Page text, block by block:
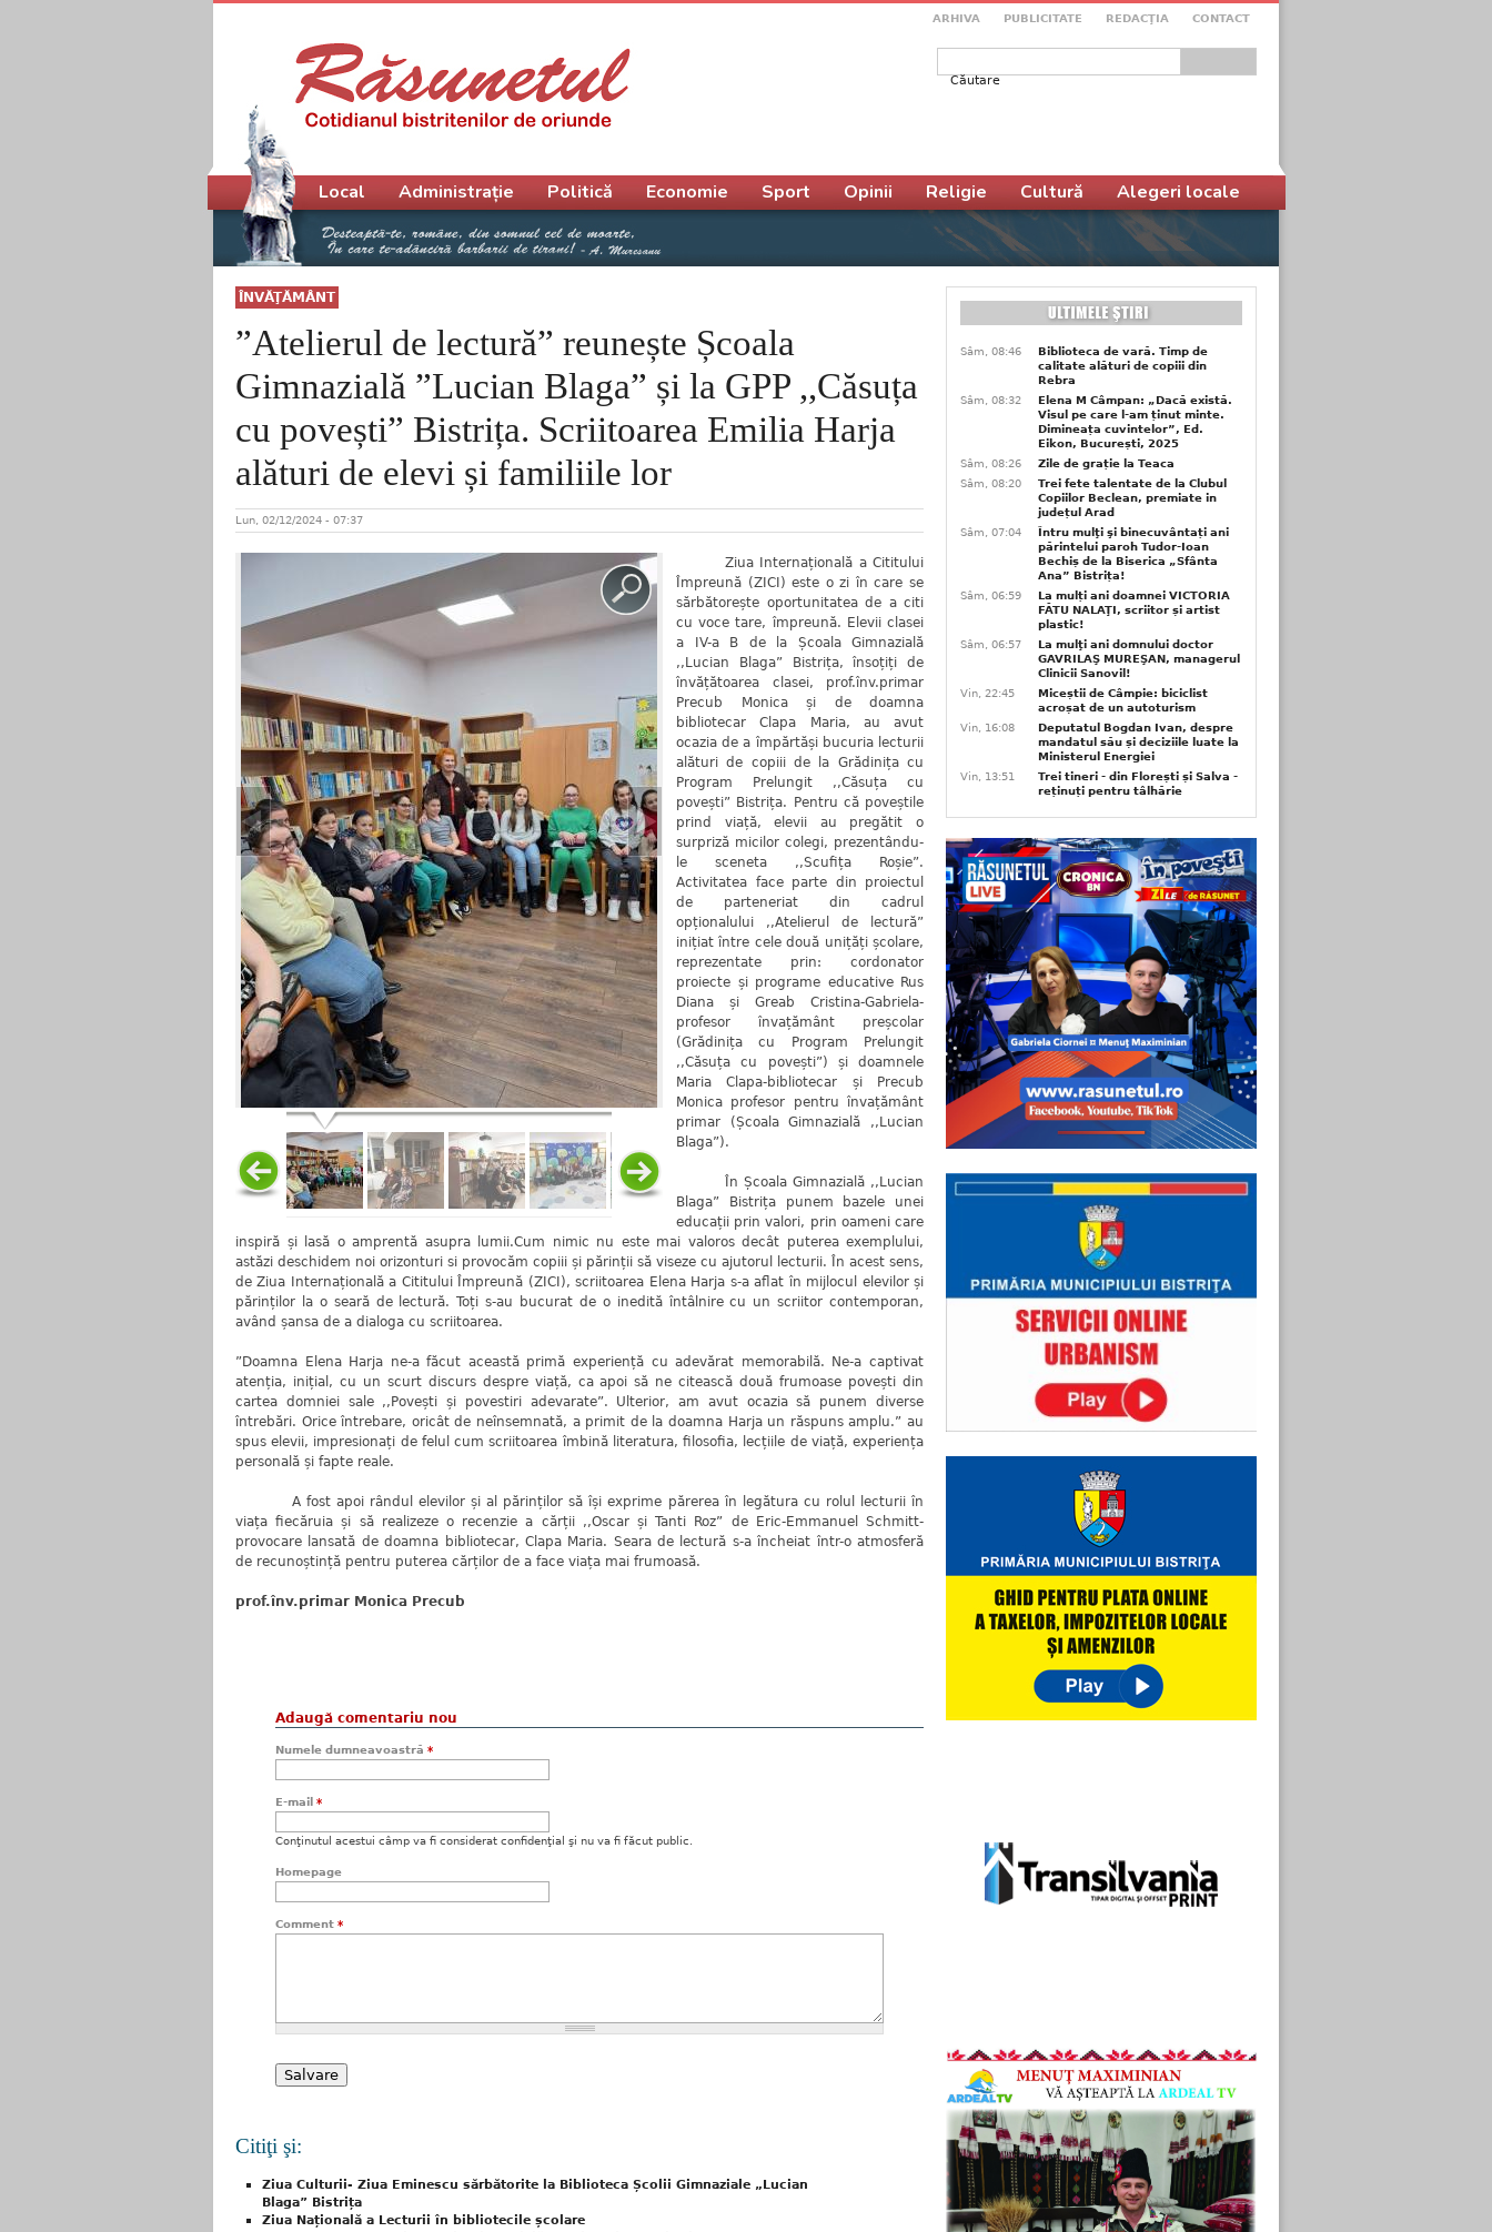
ARHIVA PUBLICITATE REDACŢIA CONTACT
Formular de căutare
ÎNVĂŢĂMÂNT
”Atelierul de lectură” reunește Școala
Gimnazială ”Lucian Blaga” și la GPP ,,Căsuța
cu povești” Bistrița. Scriitoarea Emilia Harja
alături de elevi și familiile lor
Lun, 02/12/2024 - 07:37
Ziua Internațională a Cititului
Împreună (ZICI) este o zi în care se
sărbătorește oportunitatea de a citi
cu voce tare, împreună. Elevii clasei
a IV-a B de la Școala Gimnazială
,,Lucian Blaga” Bistrița, însoțiți de
învățătoarea clasei, prof.înv.primar
Precub Monica și de doamna
bibliotecar Clapa Maria, au avut
ocazia de a împărtăși bucuria lecturii
alături de copiii de la Grădinița cu
Program Prelungit ,,Căsuța cu
povești” Bistrița. Pentru că poveștile
prind viață, elevii au pregătit o
surpriză micilor colegi, prezentându-
le sceneta ,,Scufița Roșie”.
Activitatea face parte din proiectul
de parteneriat din cadrul
opționalului ,,Atelierul de lectură”
inițiat între cele două unițăți școlare,
reprezentate prin: cordonator
proiecte și programe educative Rus
Diana și Greab Cristina-Gabriela-
profesor învațământ preșcolar
(Grădinița cu Program Prelungit
,,Căsuța cu povești”) și doamnele
Maria Clapa-bibliotecar și Precub
Monica profesor pentru învațământ
primar (Școala Gimnazială ,,Lucian
Blaga”).
În Școala Gimnazială ,,Lucian
Blaga” Bistrița punem bazele unei
educații prin valori, prin oameni care
inspiră și lasă o amprentă asupra lumii.Cum nimic nu este mai valoros decât puterea exemplului,
astăzi deschidem noi orizonturi si provocăm copiii și părinții să viseze cu ajutorul lecturii. În acest sens,
de Ziua Internațională a Cititului Împreună (ZICI), scriitoarea Elena Harja s-a aflat în mijlocul elevilor și
părinților la o seară de lectură. Toți s-au bucurat de o inedită întâlnire cu un scriitor contemporan,
având șansa de a dialoga cu scriitoarea.
”Doamna Elena Harja ne-a făcut această primă experiență cu adevărat memorabilă. Ne-a captivat
atenția, inițial, cu un scurt discurs despre viață, ca apoi să ne citească două frumoase povești din
cartea domniei sale ,,Povești și povestiri adevarate”. Ulterior, am avut ocazia să punem diverse
întrebări. Orice întrebare, oricât de neînsemnată, a primit de la doamna Harja un răspuns amplu.” au
spus elevii, impresionați de felul cum scriitoarea îmbină literatura, filosofia, lecțiile de viață, experiența
personală și fapte reale.
A fost apoi rândul elevilor și al părinților să își exprime părerea în legătura cu rolul lecturii în
viața fiecăruia și să realizeze o recenzie a cărții ,,Oscar și Tanti Roz” de Eric-Emmanuel Schmitt-
provocare lansată de doamna bibliotecar, Clapa Maria. Seara de lectură s-a încheiat într-o atmosferă
de recunoștință pentru puterea cărților de a face viața mai frumoasă.
prof.înv.primar Monica Precub
Adaugă comentariu nou
Numele dumneavoastră *
E-mail *
Conţinutul acestui câmp va fi considerat confidenţial şi nu va fi făcut public.
Homepage
Comment *
Citiţi şi:
Ziua Culturii- Ziua Eminescu sărbătorite la Biblioteca Școlii Gimnaziale „Lucian
Blaga” Bistrița
Ziua Națională a Lecturii în bibliotecile școlare
Meniu principal
Local Administrație Politică Economie Sport Opinii Religie Cultură Alegeri locale
Sâm, 08:46
Biblioteca de vară. Timp de
calitate alături de copiii din
Rebra
Sâm, 08:32
Elena M Câmpan: „Dacă există.
Visul pe care l-am ținut minte.
Dimineața cuvintelor”, Ed.
Eikon, București, 2025
Sâm, 08:26
Zile de grație la Teaca
Sâm, 08:20
Trei fete talentate de la Clubul
Copiilor Beclean, premiate in
județul Arad
Sâm, 07:04
Întru mulţi şi binecuvântați ani
părintelui paroh Tudor-Ioan
Bechiș de la Biserica „Sfânta
Ana” Bistrița!
Sâm, 06:59
La mulți ani doamnei VICTORIA
FĂTU NALAŢI, scriitor și artist
plastic!
Sâm, 06:57
La mulţi ani domnului doctor
GAVRILAŞ MUREŞAN, managerul
Clinicii Sanovil!
Vin, 22:45
Miceștii de Câmpie: biciclist
acroșat de un autoturism
Vin, 16:08
Deputatul Bogdan Ivan, despre
mandatul său și deciziile luate la
Ministerul Energiei
Vin, 13:51
Trei tineri - din Florești și Salva -
reținuți pentru tâlhărie